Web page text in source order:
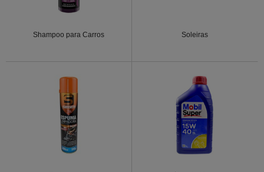
Shampoo para Carros Soleiras